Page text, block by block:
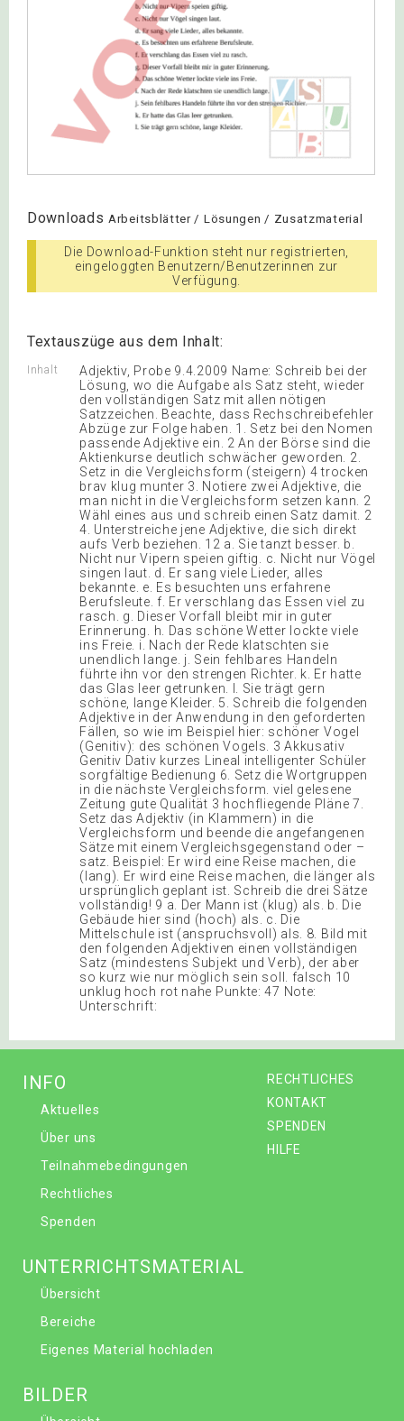
Downloads Arbeitsblätter / Lösungen / Zusatzmaterial
Die Download-Funktion steht nur registrierten,
eingeloggten Benutzern/Benutzerinnen zur
Verfügung.
Textauszüge aus dem Inhalt:
Inhalt
Adjektiv, Probe 9.4.2009 Name: Schreib bei der
Lösung, wo die Aufgabe als Satz steht, wieder
den vollständigen Satz mit allen nötigen
Satzzeichen. Beachte, dass Rechschreibefehler
Abzüge zur Folge haben. 1. Setz bei den Nomen
passende Adjektive ein. 2 An der Börse sind die
Aktienkurse deutlich schwächer geworden. 2.
Setz in die Vergleichsform (steigern) 4 trocken
brav klug munter 3. Notiere zwei Adjektive, die
man nicht in die Vergleichsform setzen kann. 2
Wähl eines aus und schreib einen Satz damit. 2
4. Unterstreiche jene Adjektive, die sich direkt
aufs Verb beziehen. 12 a. Sie tanzt besser. b.
Nicht nur Vipern speien giftig. c. Nicht nur Vögel
singen laut. d. Er sang viele Lieder, alles
bekannte. e. Es besuchten uns erfahrene
Berufsleute. f. Er verschlang das Essen viel zu
rasch. g. Dieser Vorfall bleibt mir in guter
Erinnerung. h. Das schöne Wetter lockte viele
ins Freie. i. Nach der Rede klatschten sie
unendlich lange. j. Sein fehlbares Handeln
führte ihn vor den strengen Richter. k. Er hatte
das Glas leer getrunken. l. Sie trägt gern
schöne, lange Kleider. 5. Schreib die folgenden
Adjektive in der Anwendung in den geforderten
Fällen, so wie im Beispiel hier: schöner Vogel
(Genitiv): des schönen Vogels. 3 Akkusativ
Genitiv Dativ kurzes Lineal intelligenter Schüler
sorgfältige Bedienung 6. Setz die Wortgruppen
in die nächste Vergleichsform. viel gelesene
Zeitung gute Qualität 3 hochfliegende Pläne 7.
Setz das Adjektiv (in Klammern) in die
Vergleichsform und beende die angefangenen
Sätze mit einem Vergleichsgegenstand oder –
satz. Beispiel: Er wird eine Reise machen, die
(lang). Er wird eine Reise machen, die länger als
ursprünglich geplant ist. Schreib die drei Sätze
vollständig! 9 a. Der Mann ist (klug) als. b. Die
Gebäude hier sind (hoch) als. c. Die
Mittelschule ist (anspruchsvoll) als. 8. Bild mit
den folgenden Adjektiven einen vollständigen
Satz (mindestens Subjekt und Verb), der aber
so kurz wie nur möglich sein soll. falsch 10
unklug hoch rot nahe Punkte: 47 Note:
Unterschrift:
RECHTLICHES
KONTAKT
SPENDEN
HILFE
INFO
Aktuelles
Über uns
Teilnahmebedingungen
Rechtliches
Spenden
UNTERRICHTSMATERIAL
Übersicht
Bereiche
Eigenes Material hochladen
BILDER